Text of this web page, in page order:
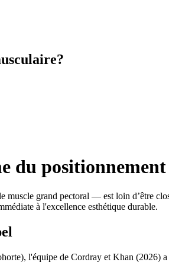
du
grand pectoral — est loin d’être
à l'excellence esthétique durable.
l'équipe de Cordray et Khan (2026)